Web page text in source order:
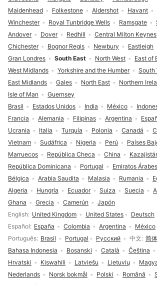
Selección de idioma
English United Kingdom United States Deutsch
Español
España Colombia Argentina México
Português Brasil Portugal Русский 中文 简体
Bahasa Indonesia
Bosanski Català Čeština
Hrvatski
Kiswahili Latviešu Lietuvių
Nederlands
Norsk bokmål Polski Română
Brasil Estados Unidos India México
Francia
Alemania Filipinas Argentina
Ucrania
Italia Turquía Polonia Canadá
Vietnam
Sudáfrica Nigeria Perú Países
Marruecos
República Checa China
República Dominicana
Portugal Emiratos
Bélgica
Arabia Saudita Malasia Rumania
Algeria
Hungría Ecuador Suiza Suecia
Ghana
Grecia Camerún Japón
Gran Londres South East North West
East of
West Midlands
Yorkshire and the Humber South
East Midlands
Gales North East Northern
Isle of Man
Guernsey
Maidenhead
Folkestone Aldershot Havant
Winchester
Royal Tunbridge Wells Ramsgate
Andover
Dover Redhill Central Milton Keynes
Chichester
Bognor Regis Newbury Eastleigh